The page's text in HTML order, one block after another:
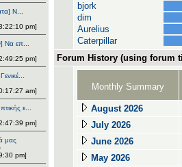
Ν...
pm]
Να επ...
pm]
am]
ε...
pm]
μας
pm]
bjork
dim
Aurelius
Caterpillar
Forum History (using forum
Monthly Summary
August 2026
July 2026
June 2026
May 2026